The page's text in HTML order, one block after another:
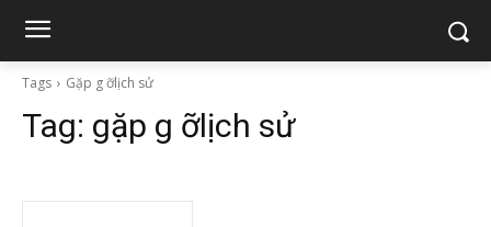
Tags Gặp g ỡlịch sử
Tag: gặp g ỡlịch sử